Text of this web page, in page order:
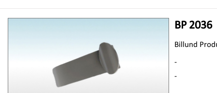
BP 2036
Billund
-
-